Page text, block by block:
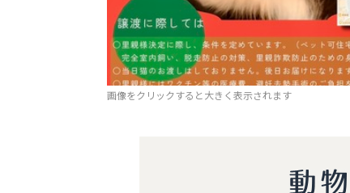
画像をクリックすると大きく表示されます